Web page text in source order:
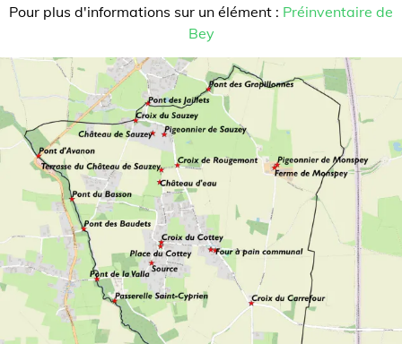
Pour plus d'informations sur un élément : Préinventaire de
Bey